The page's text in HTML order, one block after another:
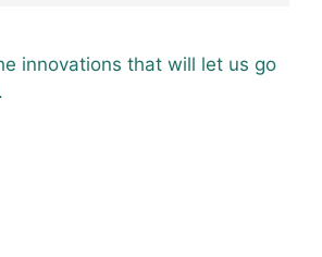
innovations that will let us go